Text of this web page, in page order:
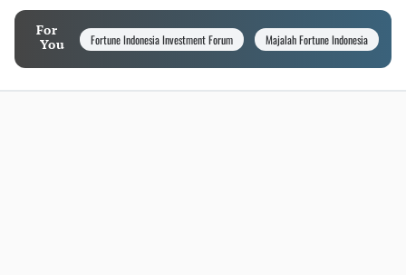
For
You
Fortune Indonesia Investment Forum Majalah Fortune Indonesia